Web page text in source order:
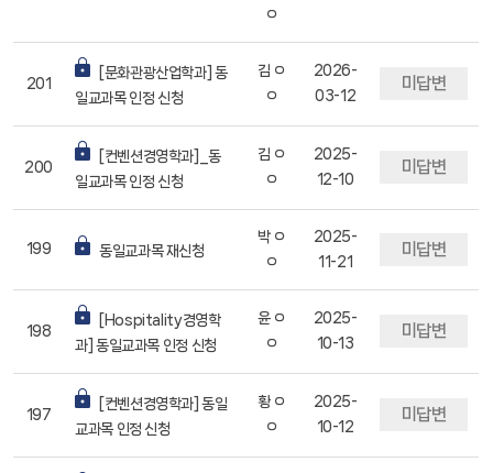
ㅇ
201
[문화관광산업학과] 동
일교과목 인정 신청
김 ㅇ
ㅇ
2026-
03-12
미답변
200
[컨벤션경영학과]_동
일교과목 인정 신청
김 ㅇ
ㅇ
2025-
12-10
미답변
199 동일교과목 재신청
박 ㅇ
ㅇ
2025-
11-21
미답변
198
[Hospitality경영학
과] 동일교과목 인정 신청
윤 ㅇ
ㅇ
2025-
10-13
미답변
197
[컨벤션경영학과] 동일
교과목 인정 신청
황 ㅇ
ㅇ
2025-
10-12
미답변